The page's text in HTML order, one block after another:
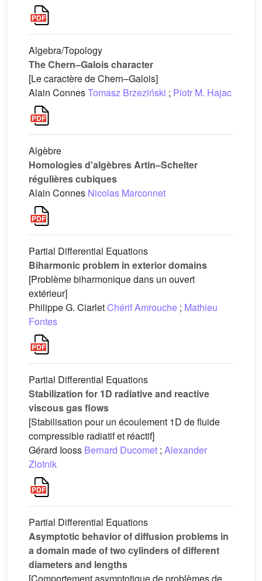
Algebra/Topology
The Chern–Galois character
[Le caractère de Chern–Galois]
Alain ConnesTomasz Brzeziński ; Piotr M. Hajac
Algèbre
Homologies d'algèbres Artin–Schelter
régulières cubiques
Alain Connes Nicolas Marconnet
Partial Differential Equations
Biharmonic problem in exterior domains
[Problème biharmonique dans un ouvert
extérieur]
Philippe G. CiarletChérif Amrouche ; Mathieu
Fontes
Partial Differential Equations
Stabilization for 1D radiative and reactive
viscous gas flows
[Stabilisation pour un écoulement 1D de fluide
compressible radiatif et réactif]
Gérard Iooss Bernard Ducomet ; Alexander
Zlotnik
Partial Differential Equations
Asymptotic behavior of diffusion problems in
a domain made of two cylinders of different
diameters and lengths